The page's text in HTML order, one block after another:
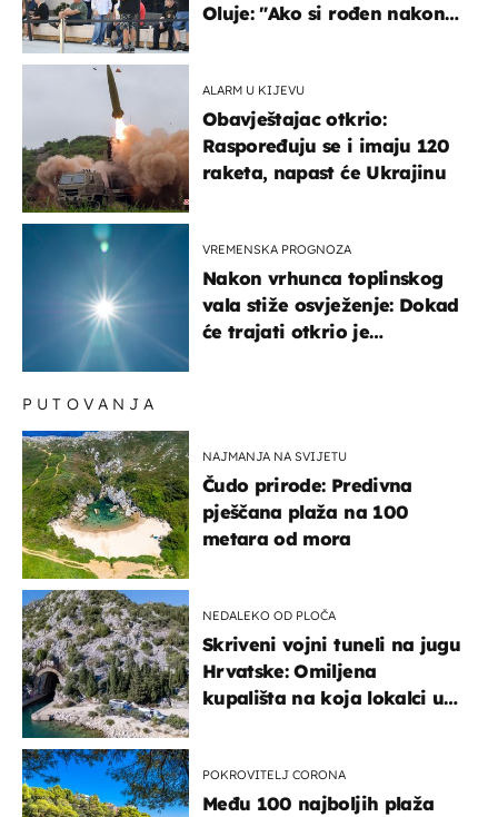
Oluje: "Ako si rođen nakon
ALARM U KIJEVU
Obavještajac otkrio:
Raspoređuju se i imaju 120
raketa, napast će Ukrajinu
VREMENSKA PROGNOZA
Nakon vrhunca toplinskog
vala stiže osvježenje: Dokad
će trajati otkrio je
PUTOVANJA
NAJMANJA NA SVIJETU
Čudo prirode: Predivna
pješčana plaža na 100
metara od mora
NEDALEKO OD PLOČA
Skriveni vojni tuneli na jugu
Hrvatske: Omiljena
kupališta na koja lokalci u
POKROVITELJ CORONA
Među 100 najboljih plaža